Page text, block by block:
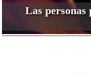
Las personas